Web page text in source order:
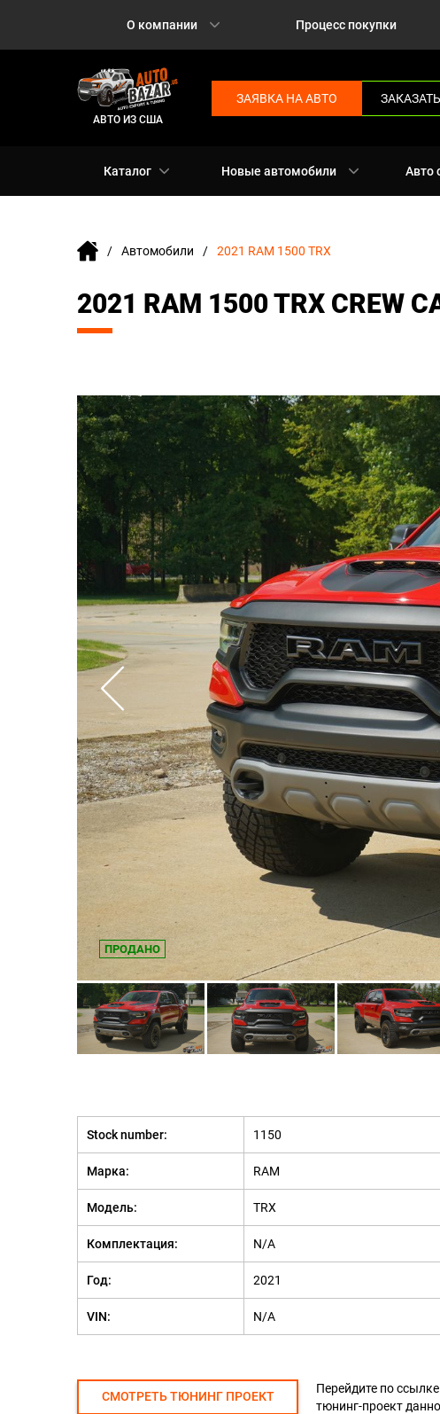
О компании Процесс покупки
АВТО ИЗ США
ЗАЯВКА НА АВТО
Каталог Новые автомобили Авто
Автомобили 2021 RAM 1500 TRX
2021 RAM 1500 TRX CREW
ПРОДАНО
Stock number: 1150
Марка: RAM
Модель: TRX
Комплектация: N/A
Год: 2021
VIN: N/A
СМОТРЕТЬ ТЮНИНГ ПРОЕКТ
Перейдите по
тюнинг-проект